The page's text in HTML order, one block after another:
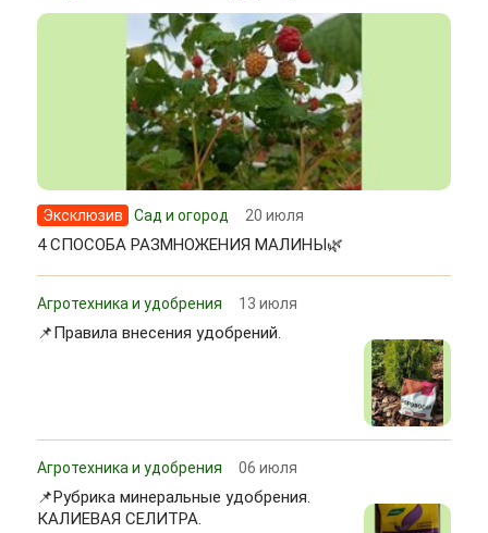
Эксклюзив Сад и огород 20 июля
4 СПОСОБА РАЗМНОЖЕНИЯ МАЛИНЫ🌿
Агротехника и удобрения 13 июля
📌Правила внесения удобрений.
Агротехника и удобрения 06 июля
📌Рубрика минеральные удобрения.
КАЛИЕВАЯ СЕЛИТРА.